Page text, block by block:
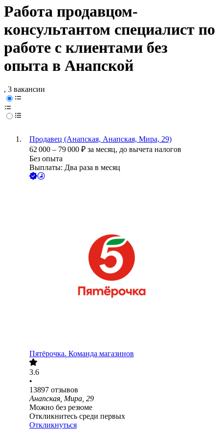
Работа продавцом-
консультантом специалист по
работе с клиентами без
опыта в Анапской
, 3 вакансии
Продавец (Анапская, Анапская, Мира, 29)
62 000 – 79 000 ₽ за месяц, до вычета налогов
Без опыта
Выплаты: Два раза в месяц
Пятёрочка. Команда магазинов
3.6
•
13897 отзывов
Анапская, Мира, 29
Можно без резюме
Откликнитесь среди первых
Откликнуться